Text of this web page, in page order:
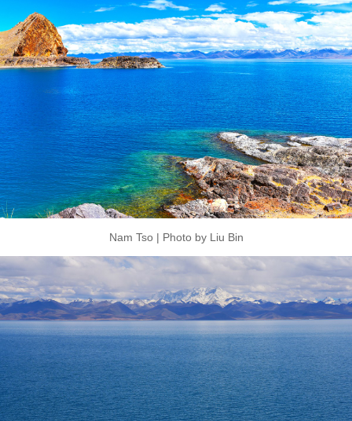
Nam Tso | Photo by Liu Bin